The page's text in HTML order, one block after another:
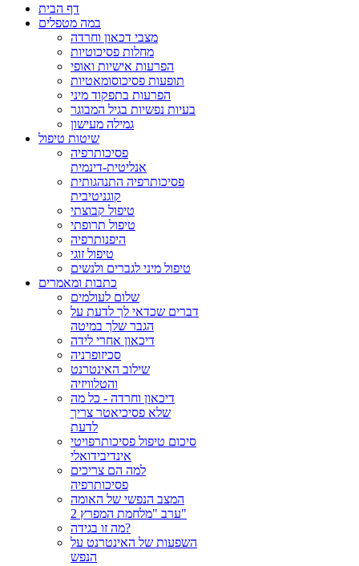
דף הבית
במה מטפלים
מצבי דכאון וחרדה
מחלות פסיכוטיות
הפרעות אישיות ואופי
תופעות פסיכוסומאטיות
הפרעות בתפקוד מיני
בעיות נפשיות בגיל המבוגר
גמילה מעישון
שיטות טיפול
פסיכותרפיה
אנליטית-דינמית
פסיכותרפיה התנהגותית
קוגניטיבית
טיפול קבוצתי
טיפול תרופתי
היפנותרפיה
טיפול זוגי
טיפול מיני לגברים ולנשים
כתבות ומאמרים
שלום לעולמים
דברים שכדאי לך לדעת על
הגבר שלך במיטה
דיכאון אחרי לידה
סכיזופרניה
שילוב האינטרנט
והטלוויזיה
דיכאון וחרדה - כל מה
שלא פסיכיאטר צריך
לדעת
סיכום טיפול פסיכותרפויטי
אינדיבידואלי
למה הם צריכים
פסיכותרפיה
המצב הנפשי של האומה
ערב "מלחמת המפרץ 2"
מה זו בגידה?
השפעות של האינטרנט על
הנפש